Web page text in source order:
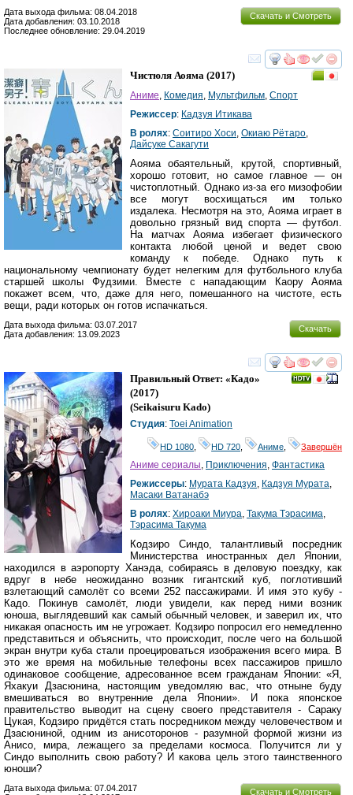
Скачать и Смотреть
Дата выхода фильма: 08.04.2018
Дата добавления: 03.10.2018
Последнее обновление: 29.04.2019
смотреть
Чистюля Аояма (2017)
Аниме, Комедия, Мультфильм, Спорт
Режиссер: Кадзуя Итикава
В ролях: Соитиро Хоси, Окиаю Рётаро,
Дайсуке Сакагути
Аояма обаятельный, крутой, спортивный,
хорошо готовит, но самое главное — он
чистоплотный. Однако из-за его мизофобии
все могут восхищаться им только
издалека. Несмотря на это, Аояма играет в
довольно грязный вид спорта — футбол.
На матчах Аояма избегает физического
контакта любой ценой и ведет свою
команду к победе. Однако путь к
национальному чемпионату будет нелегким для футбольного клуба
старшей школы Фудзими. Вместе с нападающим Каору Аояма
покажет всем, что, даже для него, помешанного на чистоте, есть
вещи, ради которых он готов испачкаться.
Скачать
Дата выхода фильма: 03.07.2017
Дата добавления: 13.09.2023
смотреть
Правильный Ответ: «Кадо»
(2017)
(Seikaisuru Kado)
Студия: Toei Animation
HD 1080 HD 720 Аниме Завершён
Аниме сериалы, Приключения, Фантастика
Режиссеры: Мурата Кадзуя, Кадзуя Мурата,
Масаки Ватанабэ
В ролях: Хироаки Миура, Такума Тэрасима,
Тэрасима Такума
Кодзиро Синдо, талантливый посредник
Министерства иностранных дел Японии,
находился в аэропорту Ханэда, собираясь в деловую поездку, как
вдруг в небе неожиданно возник гигантский куб, поглотивший
взлетающий самолёт со всеми 252 пассажирами. И имя это кубу -
Кадо. Покинув самолёт, люди увидели, как перед ними возник
юноша, выглядевший как самый обычный человек, и заверил их, что
никакая опасность им не угрожает. Кодзиро попросил его немедленно
представиться и объяснить, что происходит, после чего на большой
экран внутри куба стали проецироваться изображения всего мира. В
это же время на мобильные телефоны всех пассажиров пришло
одинаковое сообщение, адресованное всем гражданам Японии: «Я,
Яхакуи Дзасюнина, настоящим уведомляю вас, что отныне буду
вмешиваться во внутренние дела Японии». И пока японское
правительство выводит на сцену своего представителя - Сараку
Цукая, Кодзиро придётся стать посредником между человечеством и
Дзасюниной, одним из анисоторонов - разумной формой жизни из
Анисо, мира, лежащего за пределами космоса. Получится ли у
Синдо выполнить свою работу? И какова цель этого таинственного
юноши?
Скачать и Смотреть
Дата выхода фильма: 07.04.2017